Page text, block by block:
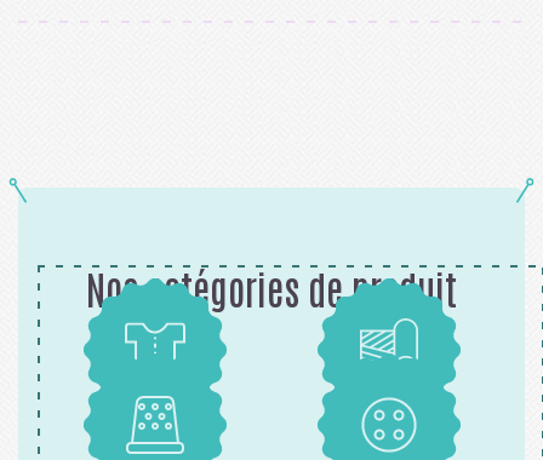
Nos catégories de produit
Patrons Tissus
Mercerie Boutons